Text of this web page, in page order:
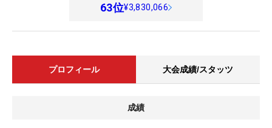
63位¥3,830,066
プロフィール 大会成績/スタッツ
成績